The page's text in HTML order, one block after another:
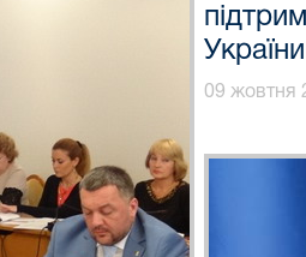
09 жовтня